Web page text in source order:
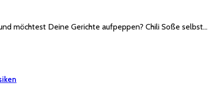
möchtest Deine Gerichte aufpeppen? Chili Soße selbst…